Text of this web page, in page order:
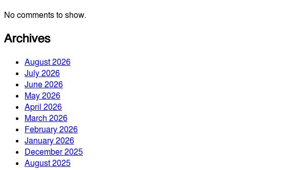
No comments to show.
Archives
August 2026
July 2026
June 2026
May 2026
April 2026
March 2026
February 2026
January 2026
December 2025
August 2025